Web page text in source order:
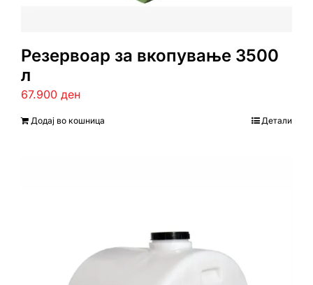
Резервоар за вкопување 3500
л
67.900 ден
Додај во кошница Детали